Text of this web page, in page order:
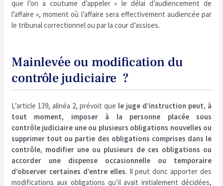
que l’on a coutume d’appeler « le délai d’audiencement de
l’affaire », moment où l’affaire sera effectivement audiencée par
le tribunal correctionnel ou par la cour d’assises.
Mainlevée ou modification du
contrôle judiciaire ?
L’article 139, alinéa 2, prévoit que le juge d’instruction peut, à
tout moment, imposer à la personne placée sous
contrôle judiciaire une ou plusieurs obligations nouvelles ou
supprimer tout ou partie des obligations comprises dans le
contrôle, modifier une ou plusieurs de ces obligations ou
accorder une dispense occasionnelle ou temporaire
d’observer certaines d’entre elles. Il peut donc apporter des
modifications aux obligations qu’il avait initialement décidées,